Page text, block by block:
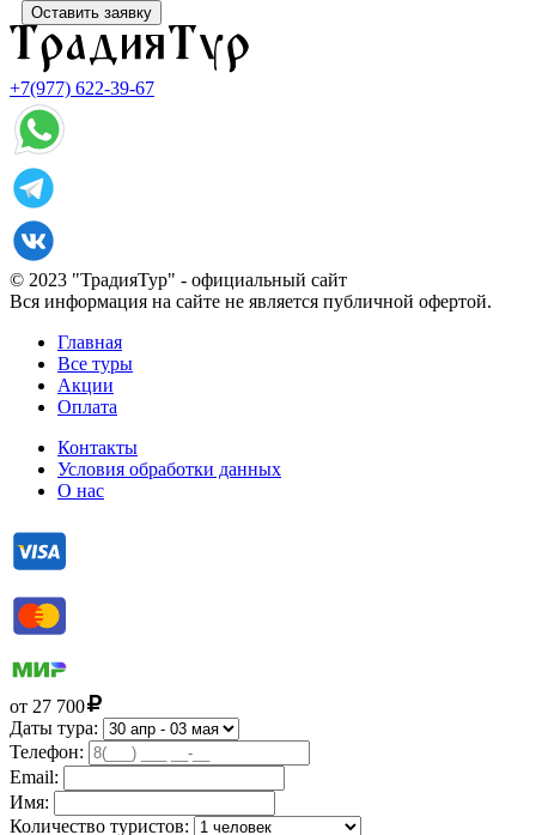
Оставить заявку
+7(977) 622-39-67
© 2023 "ТрадияТур" - официальный сайт
Вся информация на сайте не является публичной офертой.
Главная
Все туры
Акции
Оплата
Контакты
Условия обработки данных
О нас
от 27 700
Даты тура:
Телефон:
Email:
Имя:
Количество туристов: